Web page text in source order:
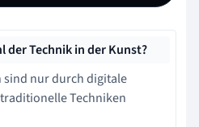
der Technik in der Kunst?
sind nur durch digitale
Techniken